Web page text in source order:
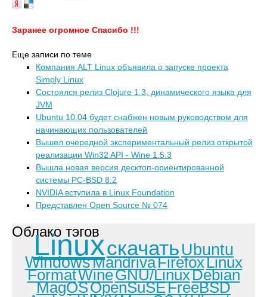
Заранее огромное Спасибо !!!
Еще записи по теме
Компания ALT Linux объявила о запуске проекта
Simply Linux
Состоялся релиз Clojure 1.3, динамического языка для
JVM
Ubuntu 10.04 будет снабжен новым руководством для
начинающих пользователей
Вышел очередной экспериментальный релиз открытой
реализации Win32 API - Wine 1.5.3
Вышла новая версия десктоп-ориентированной
системы PC-BSD 8.2
NVIDIA вступила в Linux Foundation
Представлен Open Source № 074
Облако тэгов
Linuxскачать Ubuntu
WindowsMandrivaFirefoxLinux
FormatWineGNU/LinuxDebian
MagOSOpenSuSEFreeBSD